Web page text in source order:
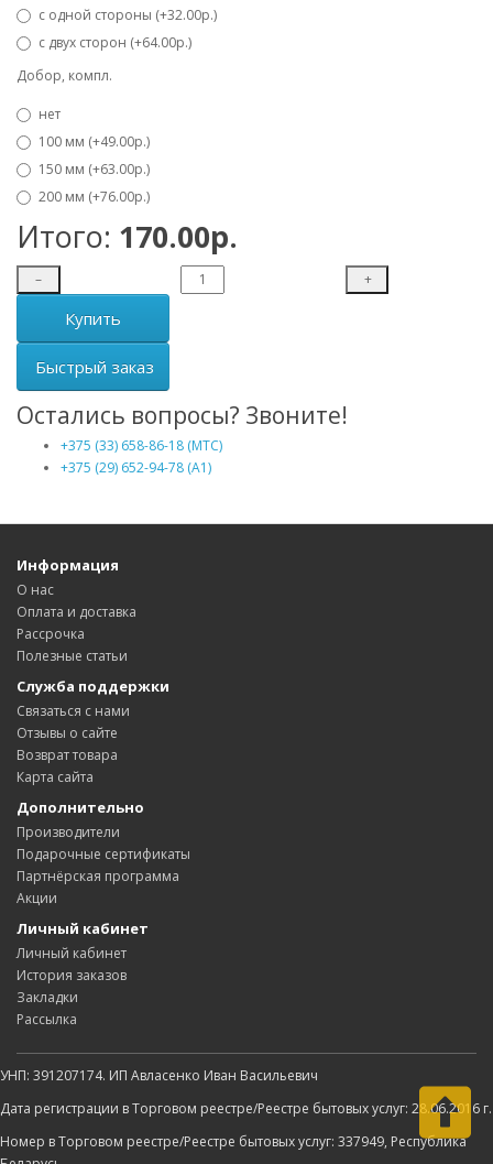
с одной стороны (+32.00р.)
с двух сторон (+64.00р.)
Добор, компл.
нет
100 мм (+49.00р.)
150 мм (+63.00р.)
200 мм (+76.00р.)
Итого: 170.00р.
– +
Купить
Быстрый заказ
Остались вопросы? Звоните!
+375 (33) 658-86-18 (МТС)
+375 (29) 652-94-78 (A1)
Информация
О нас
Оплата и доставка
Рассрочка
Полезные статьи
Служба поддержки
Связаться с нами
Отзывы о сайте
Возврат товара
Карта сайта
Дополнительно
Производители
Подарочные сертификаты
Партнёрская программа
Акции
Личный кабинет
Личный кабинет
История заказов
Закладки
Рассылка
УНП: 391207174. ИП Авласенко Иван Васильевич
Дата регистрации в Торговом реестре/Реестре бытовых услуг: 28.06.2016 г.
Номер в Торговом реестре/Реестре бытовых услуг: 337949, Республика